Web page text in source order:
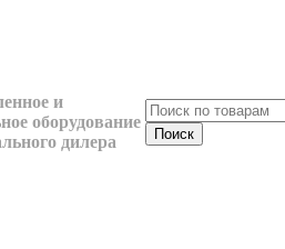
и
оборудование
дилера